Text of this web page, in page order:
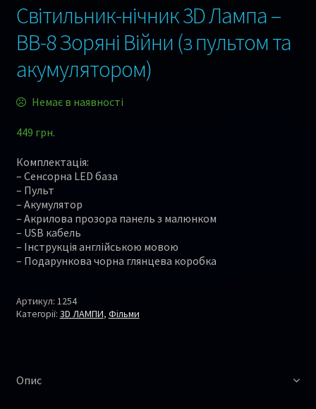
Світильник-нічник 3D Лампа –
BB-8 Зоряні Війни (з пультом та
акумулятором)
Немає в наявності
449 грн.
Комплектація:
– Сенсорна LED база
– Пульт
– Акумулятор
– Акрилова прозора панель з малюнком
– USB кабель
– Інструкція англійською мовою
– Подарункова чорна глянцева коробка
Артикул: 1254
Категорії: 3D ЛАМПИ, Фільми
Опис